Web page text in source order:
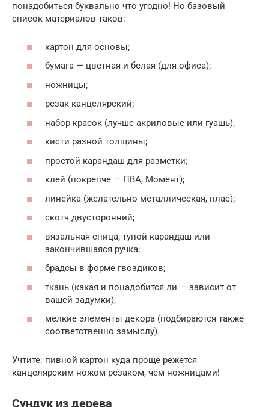
понадобиться буквально что угодно! Но базовый
список материалов таков:
картон для основы;
бумага — цветная и белая (для офиса);
ножницы;
резак канцелярский;
набор красок (лучше акриловые или гуашь);
кисти разной толщины;
простой карандаш для разметки;
клей (покрепче — ПВА, Момент);
линейка (желательно металлическая, плас);
скотч двусторонний;
вязальная спица, тупой карандаш или
закончившаяся ручка;
брадсы в форме гвоздиков;
ткань (какая и понадобится ли — зависит от
вашей задумки);
мелкие элементы декора (подбираются также
соответственно замыслу).
Учтите: пивной картон куда проще режется
канцелярским ножом-резаком, чем ножницами!
Сундук из дерева